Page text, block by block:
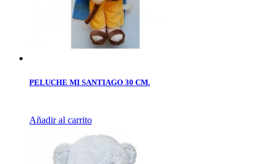
PELUCHE MI SANTIAGO 30 CM.
Añadir al carrito